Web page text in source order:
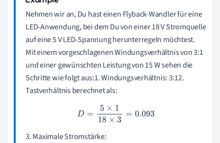
Nehmen wir an, Du hast einen Flyback-Wandler für eine
LED-Anwendung, bei dem Du von einer 18 V Stromquelle
auf eine 5 V LED-Spannung herunterregeln möchtest.
Mit einem vorgeschlagenen Windungsverhältnis von 3:1
und einer gewünschten Leistung von 15 W sehen die
Schritte wie folgt aus:1. Windungsverhältnis: 3:12.
Tastverhältnis berechnet als:
D= 5×118×3 =0.093
3. Maximale Stromstärke: